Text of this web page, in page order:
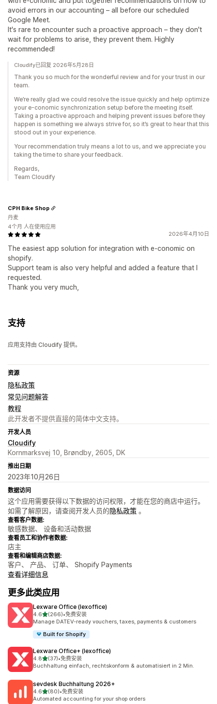
avoid errors in our accounting – all before our scheduled
Google Meet.
It's rare to encounter such a proactive approach – they don't
wait for problems to arise, they prevent them. Highly
recommended!
Cloudify已回复 2026年5月28日
Thank you so much for the wonderful review and for your trust in our
team.
We’re really glad we could resolve the issue quickly and help optimize
your e-conomic synchronization setup before the meeting itself.
Taking a proactive approach and helping prevent issues before they
happen is something we always strive for, so it’s great to hear that this
stood out in your experience.
Your recommendation truly means a lot to us, and we appreciate you
taking the time to share your feedback.
Regards,
Team Cloudify
2026年4月10日
The easiest app solution for integration with e-conomic on
shopify.
Support team is also very helpful and added a feature that I
requested.
Thank you very much,
CPH Bike Shop
丹麦
4个月 人在使用应用
支持
应用支持由 Cloudify 提供。
资源
隐私政策
常见问题解答
教程
此开发者不提供直接的简体中文支持。
开发人员
Cloudify
Kornmarksvej 10, Brøndby, 2605, DK
推出日期
2023年10月26日
数据访问
这个应用需要获得以下数据的访问权限，才能在您的商店中运行。
如需了解原因，请查阅开发人员的隐私政策 。
查看客户数据:
敏感数据、 设备和活动数据
查看员工和协作者数据:
店主
查看和编辑商店数据:
客户、 产品、 订单、 Shopify Payments
查看详细信息
更多此类应用
Lexware Office (lexoffice)
4.6星（满分 5 星）
(266)
总共 266 条评论
•免费安装
Manage DATEV-ready vouchers, taxes, payments & customers
Built for Shopify
Lexware Office+ (lexoffice)
4.8星（满分 5 星）
(37)
总共 37 条评论
•免费安装
Buchhaltung einfach, rechtskonform & automatisiert in 2 Min.
sevdesk Buchhaltung 2026+
4.6星（满分 5 星）
(80)
总共 80 条评论
•免费安装
Automated accounting for your shop orders